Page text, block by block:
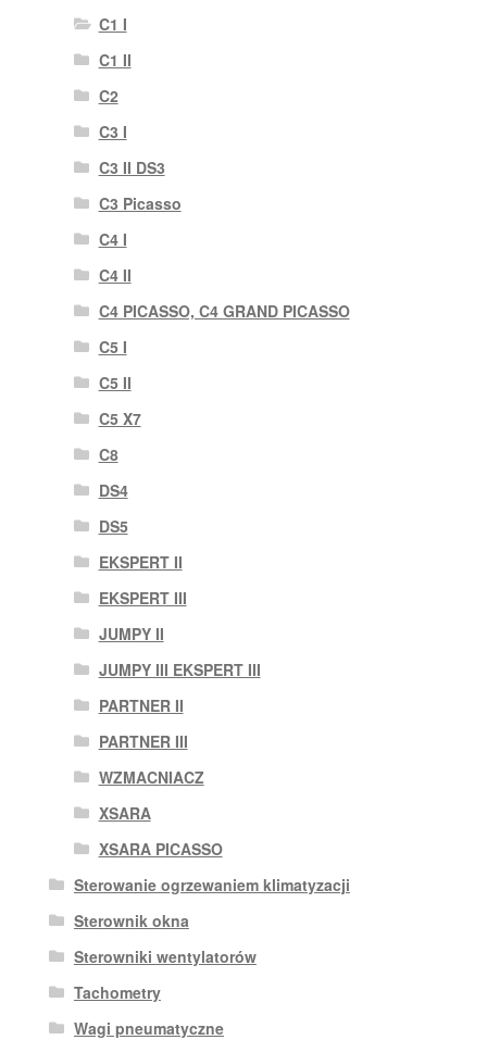
C1 I
C1 II
C2
C3 I
C3 II DS3
C3 Picasso
C4 I
C4 II
C4 PICASSO, C4 GRAND PICASSO
C5 I
C5 II
C5 X7
C8
DS4
DS5
EKSPERT II
EKSPERT III
JUMPY II
JUMPY III EKSPERT III
PARTNER II
PARTNER III
WZMACNIACZ
XSARA
XSARA PICASSO
Sterowanie ogrzewaniem klimatyzacji
Sterownik okna
Sterowniki wentylatorów
Tachometry
Wagi pneumatyczne